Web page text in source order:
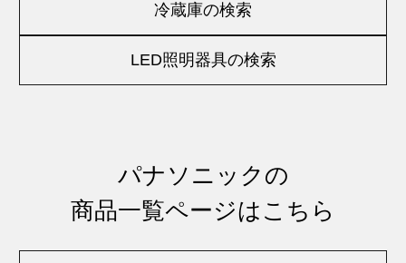
冷蔵庫の検索
LED照明器具の検索
パナソニックの
商品一覧ページはこちら